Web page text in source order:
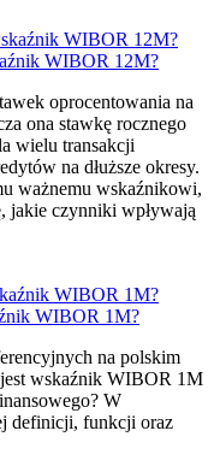
WIBOR 12M?
oprocentowania na
ona stawkę rocznego
wielu transakcji
na dłuższe okresy.
ważnemu wskaźnikowi,
jakie czynniki wpływają
WIBOR 1M?
na polskim
wskaźnik WIBOR 1M
W
definicji, funkcji oraz